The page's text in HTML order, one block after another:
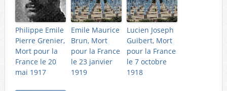
Philippe Emile
Pierre Grenier,
Mort pour la
France le 20
mai 1917
Emile Maurice
Brun, Mort
pour la France
le 23 janvier
1919
Lucien Joseph
Guibert, Mort
pour la France
le 7 octobre
1918